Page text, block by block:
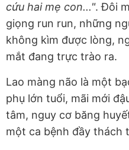
cứu hai mẹ con...". Đôi
giọng run run, những
không kìm được lòng,
mắt đang trực trào ra.
Lao màng não là một
phụ lớn tuổi, mãi mới
tâm, nguy cơ băng
một ca bệnh đầy thách